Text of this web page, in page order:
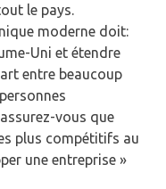
le pays.
moderne doit:
Uni et étendre
entre beaucoup
vous que
plus compétitifs au
une entreprise »